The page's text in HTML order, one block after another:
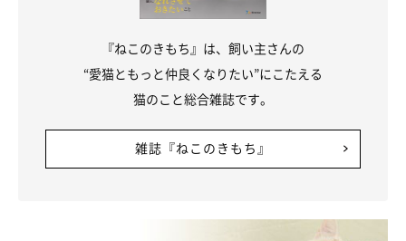
『ねこのきもち』は、飼い主さんの
“愛猫ともっと仲良くなりたい”にこたえる
猫のこと総合雑誌です。
雑誌『ねこのきもち』